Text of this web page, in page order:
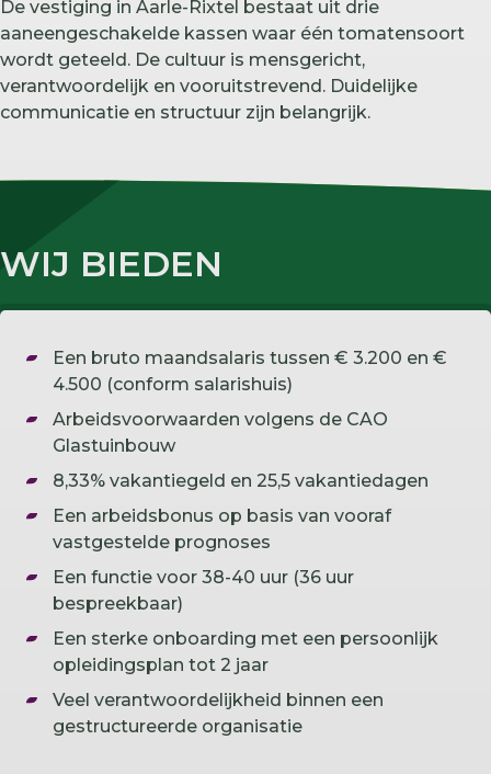
De vestiging in Aarle-Rixtel bestaat uit drie
aaneengeschakelde kassen waar één tomatensoort
wordt geteeld. De cultuur is mensgericht,
verantwoordelijk en vooruitstrevend. Duidelijke
communicatie en structuur zijn belangrijk.
WIJ BIEDEN
Een bruto maandsalaris tussen € 3.200 en €
4.500 (conform salarishuis)
Arbeidsvoorwaarden volgens de CAO
Glastuinbouw
8,33% vakantiegeld en 25,5 vakantiedagen
Een arbeidsbonus op basis van vooraf
vastgestelde prognoses
Een functie voor 38-40 uur (36 uur
bespreekbaar)
Een sterke onboarding met een persoonlijk
opleidingsplan tot 2 jaar
Veel verantwoordelijkheid binnen een
gestructureerde organisatie